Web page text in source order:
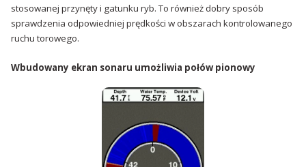
stosowanej przynęty i gatunku ryb. To również dobry sposób
sprawdzenia odpowiedniej prędkości w obszarach kontrolowanego
ruchu torowego.
Wbudowany ekran sonaru umożliwia połów pionowy